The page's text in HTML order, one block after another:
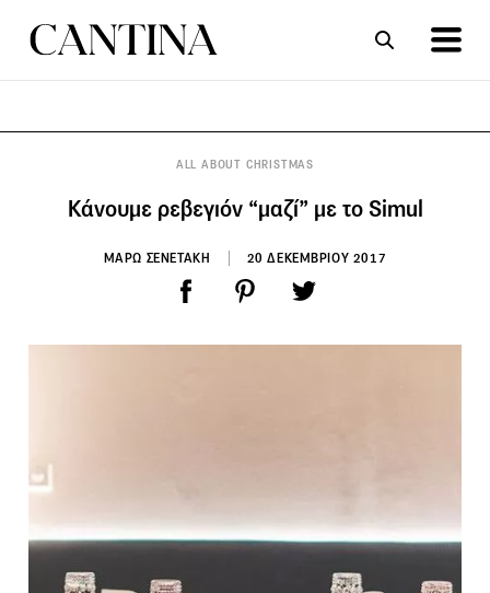
ΑΡΘΡΑ
ALL ABOUT CHRISTMAS
Κάνουμε ρεβεγιόν “μαζί” με το Simul
ΜΑΡΩ ΣΕΝΕΤΑΚΗ 20 ΔΕΚΕΜΒΡΙΟΥ 2017